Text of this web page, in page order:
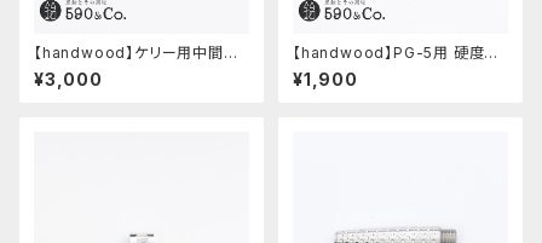
【handwood】ケリー用中間パ
ーツ/カスタムグリップ (多条/ス
テンレス)
¥3,000
【handwood】PG-5用 硬度表
示窓 (ステンレス/六角窓)
¥1,900